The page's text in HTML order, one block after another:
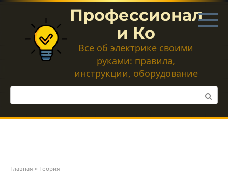
Перейти
контенту
Профессионал
и Ко
Все об электрике своими
руками: правила,
инструкции, оборудование
Поиск:
Главная »Теория